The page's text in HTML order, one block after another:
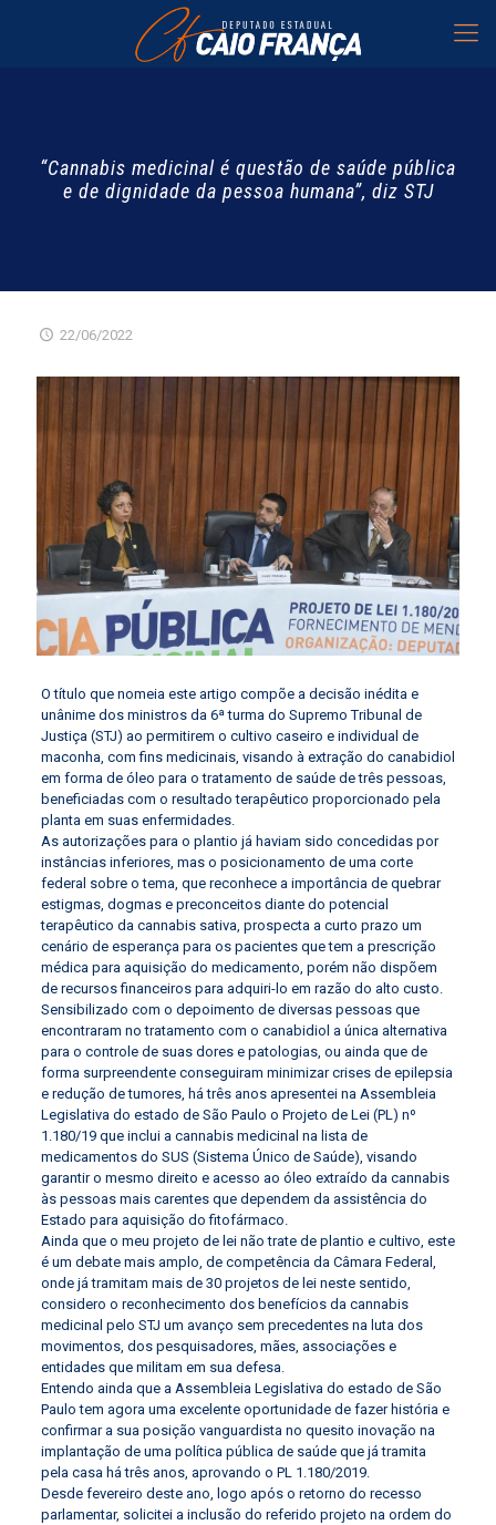
“Cannabis medicinal é questão de saúde pública
e de dignidade da pessoa humana”, diz STJ
22/06/2022
O título que nomeia este artigo compõe a decisão inédita e
unânime dos ministros da 6ª turma do Supremo Tribunal de
Justiça (STJ) ao permitirem o cultivo caseiro e individual de
maconha, com fins medicinais, visando à extração do canabidiol
em forma de óleo para o tratamento de saúde de três pessoas,
beneficiadas com o resultado terapêutico proporcionado pela
planta em suas enfermidades.
As autorizações para o plantio já haviam sido concedidas por
instâncias inferiores, mas o posicionamento de uma corte
federal sobre o tema, que reconhece a importância de quebrar
estigmas, dogmas e preconceitos diante do potencial
terapêutico da cannabis sativa, prospecta a curto prazo um
cenário de esperança para os pacientes que tem a prescrição
médica para aquisição do medicamento, porém não dispõem
de recursos financeiros para adquiri-lo em razão do alto custo.
Sensibilizado com o depoimento de diversas pessoas que
encontraram no tratamento com o canabidiol a única alternativa
para o controle de suas dores e patologias, ou ainda que de
forma surpreendente conseguiram minimizar crises de epilepsia
e redução de tumores, há três anos apresentei na Assembleia
Legislativa do estado de São Paulo o Projeto de Lei (PL) nº
1.180/19 que inclui a cannabis medicinal na lista de
medicamentos do SUS (Sistema Único de Saúde), visando
garantir o mesmo direito e acesso ao óleo extraído da cannabis
às pessoas mais carentes que dependem da assistência do
Estado para aquisição do fitofármaco.
Ainda que o meu projeto de lei não trate de plantio e cultivo, este
é um debate mais amplo, de competência da Câmara Federal,
onde já tramitam mais de 30 projetos de lei neste sentido,
considero o reconhecimento dos benefícios da cannabis
medicinal pelo STJ um avanço sem precedentes na luta dos
movimentos, dos pesquisadores, mães, associações e
entidades que militam em sua defesa.
Entendo ainda que a Assembleia Legislativa do estado de São
Paulo tem agora uma excelente oportunidade de fazer história e
confirmar a sua posição vanguardista no quesito inovação na
implantação de uma política pública de saúde que já tramita
pela casa há três anos, aprovando o PL 1.180/2019.
Desde fevereiro deste ano, logo após o retorno do recesso
parlamentar, solicitei a inclusão do referido projeto na ordem do